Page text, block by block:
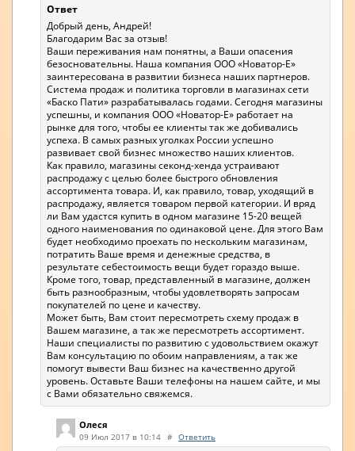
Ответ
Добрый день, Андрей!
Благодарим Вас за отзыв!
Ваши переживания нам понятны, а Ваши опасения
безосновательны. Наша компания ООО «Новатор-Е»
заинтересована в развитии бизнеса наших партнеров.
Система продаж и политика торговли в магазинах сети
«Баско Пати» разрабатывалась годами. Сегодня магазины
успешны, и компания ООО «Новатор-Е» работает на
рынке для того, чтобы ее клиенты так же добивались
успеха. В самых разных уголках России успешно
развивает свой бизнес множество наших клиентов.
Как правило, магазины секонд-хенда устраивают
распродажу с целью более быстрого обновления
ассортимента товара. И, как правило, товар, уходящий в
распродажу, является товаром первой категории. И вряд
ли Вам удастся купить в одном магазине 15-20 вещей
одного наименования по одинаковой цене. Для этого Вам
будет необходимо проехать по нескольким магазинам,
потратить Ваше время и денежные средства, в
результате себестоимость вещи будет гораздо выше.
Кроме того, товар, представленный в магазине, должен
быть разнообразным, чтобы удовлетворять запросам
покупателей по цене и качеству.
Может быть, Вам стоит пересмотреть схему продаж в
Вашем магазине, а так же пересмотреть ассортимент.
Наши специалисты по развитию с удовольствием окажут
Вам консультацию по обоим направлениям, а так же
помогут вывести Ваш бизнес на качественно другой
уровень. Оставьте Ваши телефоны на нашем сайте, и мы
с Вами обязательно свяжемся.
Олеся
09 Июл 2017 в 10:14 # Ответить